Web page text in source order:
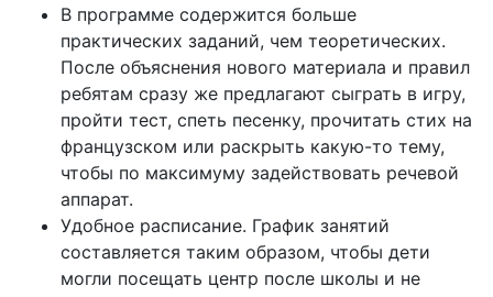
В программе содержится больше
практических заданий, чем теоретических.
После объяснения нового материала и правил
ребятам сразу же предлагают сыграть в игру,
пройти тест, спеть песенку, прочитать стих на
французском или раскрыть какую-то тему,
чтобы по максимуму задействовать речевой
аппарат.
Удобное расписание. График занятий
составляется таким образом, чтобы дети
могли посещать центр после школы и не